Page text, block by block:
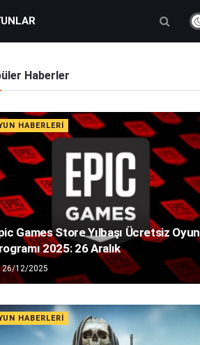
Haberler
HABERLERI
Games Store Yılbaşı Ücretsiz Oyun
2025: 26 Aralık
26/12/2025
HABERLERI